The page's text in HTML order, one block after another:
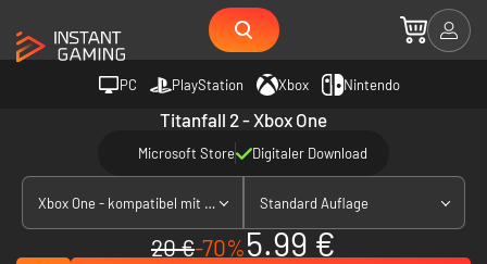
PC PlayStation Xbox Nintendo
Titanfall 2 - Xbox One
Microsoft Store Digitaler Download
Xbox One - kompatibel mit Xbox Series X|S Standard Auflage
20 €-70%5.99 €